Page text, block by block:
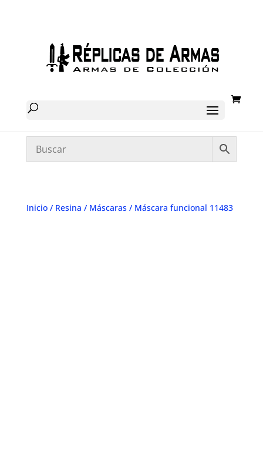
Inicio/ Resina / Máscaras/ Máscara funcional 11483